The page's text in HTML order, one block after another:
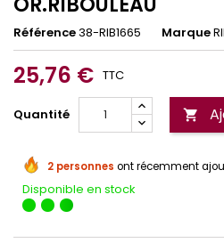
Référence38-RIB1665 Marque
25,76 € TTC
Quantité 
2 personnes ont récemment
Disponible en stock